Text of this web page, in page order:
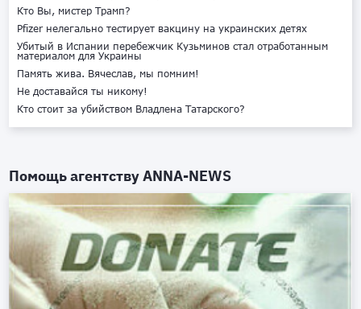
Кто Вы, мистер Трамп?
Pfizer нелегально тестирует вакцину на украинских детях
Убитый в Испании перебежчик Кузьминов стал отработанным
материалом для Украины
Память жива. Вячеслав, мы помним!
Не доставайся ты никому!
Кто стоит за убийством Владлена Татарского?
Помощь агентствуANNA-NEWS